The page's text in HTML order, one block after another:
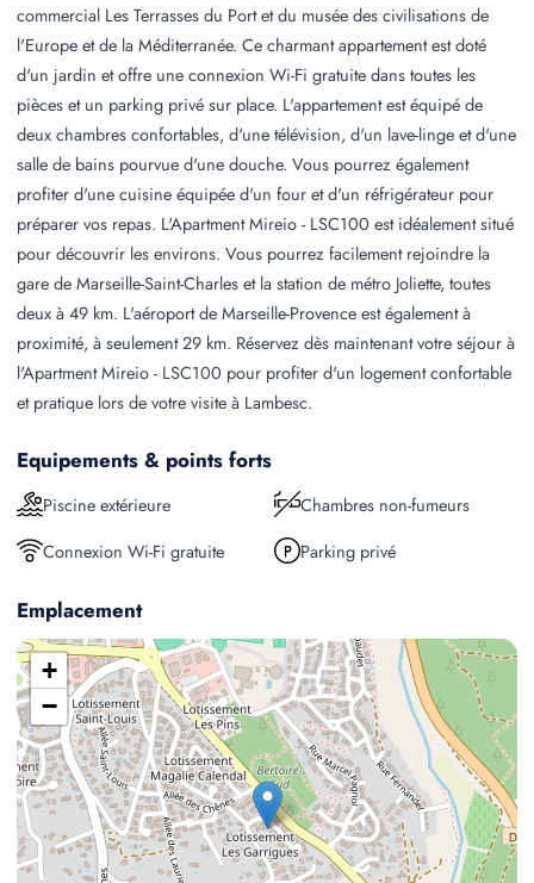
commercial Les Terrasses du Port et du musée des civilisations de
l'Europe et de la Méditerranée. Ce charmant appartement est doté
d'un jardin et offre une connexion Wi-Fi gratuite dans toutes les
pièces et un parking privé sur place. L'appartement est équipé de
deux chambres confortables, d'une télévision, d'un lave-linge et d'une
salle de bains pourvue d'une douche. Vous pourrez également
profiter d'une cuisine équipée d'un four et d'un réfrigérateur pour
préparer vos repas. L'Apartment Mireio - LSC100 est idéalement situé
pour découvrir les environs. Vous pourrez facilement rejoindre la
gare de Marseille-Saint-Charles et la station de métro Joliette, toutes
deux à 49 km. L'aéroport de Marseille-Provence est également à
proximité, à seulement 29 km. Réservez dès maintenant votre séjour à
l'Apartment Mireio - LSC100 pour profiter d'un logement confortable
et pratique lors de votre visite à Lambesc.
Equipements & points forts
Piscine extérieure
Chambres non-fumeurs
Connexion Wi-Fi gratuite
Parking privé
Emplacement
+
−